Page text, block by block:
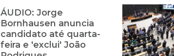
ÁUDIO: Jorge
Bornhausen anuncia
candidato até quarta-
feira e 'exclui' João